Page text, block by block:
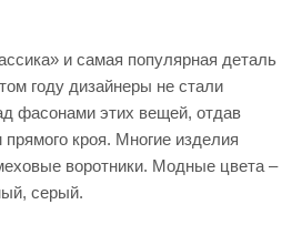
и самая популярная деталь
году дизайнеры не стали
фасонами этих вещей, отдав
кроя. Многие изделия
воротники. Модные цвета –
серый.